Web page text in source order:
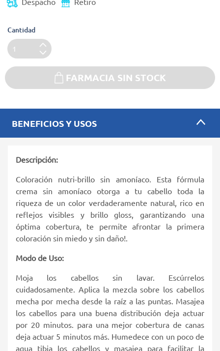
Cantidad
FARMACIA SIN STOCK
BENEFICIOS Y USOS
Descripción:
Coloración nutri-brillo sin amoníaco. Esta fórmula
crema sin amoníaco otorga a tu cabello toda la
riqueza de un color verdaderamente natural, rico en
reflejos visibles y brillo gloss, garantizando una
óptima cobertura, te permite afrontar la primera
coloración sin miedo y sin daño!.
Modo de Uso:
Moja los cabellos sin lavar. Escúrrelos
cuidadosamente. Aplica la mezcla sobre los cabellos
mecha por mecha desde la raíz a las puntas. Masajea
los cabellos para una buena distribución deja actuar
por 20 minutos. para una mejor cobertura de canas
deja actuar 5 minutos más. Humedece con un poco de
agua tibia los cabellos y masajea para facilitar la